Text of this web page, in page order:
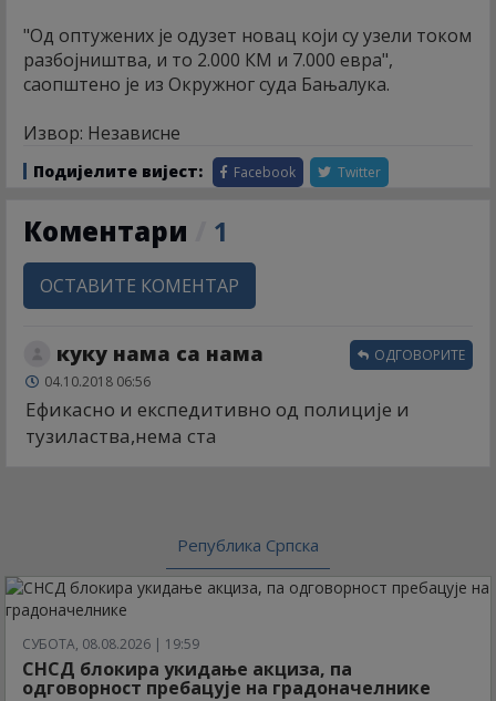
"Од оптужених је одузет новац који су узели током
разбојништва, и то 2.000 КМ и 7.000 евра",
саопштено је из Окружног суда Бањалука.
Извор: Независне
Подијелите вијест: Facebook Twitter
Коментари 1
ОСТАВИТЕ КОМЕНТАР
куку нама са нама
04.10.2018 06:56
Ефикасно и експедитивно од полиције и
тузиластва,нема ста
ОДГОВОРИТЕ
Република Српска
СУБОТА, 08.08.2026 | 19:59
СНСД блокира укидање акциза, па
одговорност пребацује на градоначелнике